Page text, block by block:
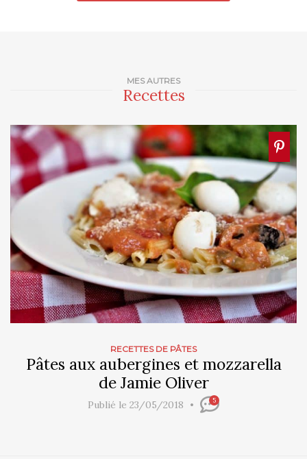
MES AUTRES
Recettes
RECETTES DE PÂTES
Pâtes aux aubergines et mozzarella
de Jamie Oliver
Publié le 23/05/2018 5